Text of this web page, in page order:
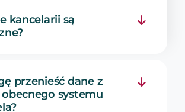
→
kancelarii są
przenieść dane z
systemu